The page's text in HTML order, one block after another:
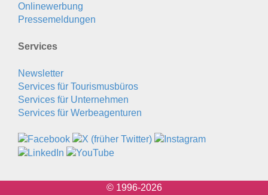
Onlinewerbung
Pressemeldungen
Services
Newsletter
Services für Tourismusbüros
Services für Unternehmen
Services für Werbeagenturen
© 1996-2026